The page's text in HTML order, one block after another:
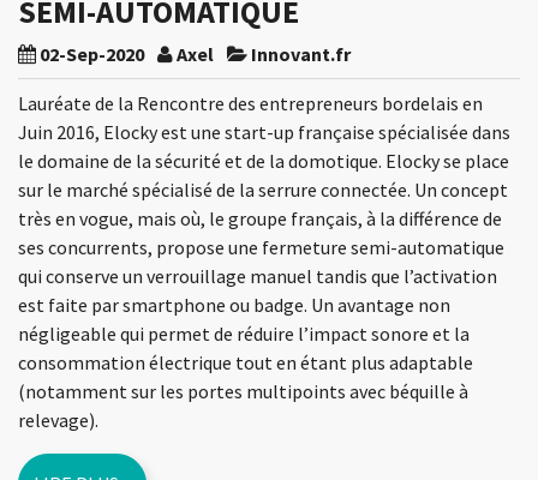
SEMI-AUTOMATIQUE
02-Sep-2020 Axel Innovant.fr
Lauréate de la Rencontre des entrepreneurs bordelais en
Juin 2016, Elocky est une start-up française spécialisée dans
le domaine de la sécurité et de la domotique. Elocky se place
sur le marché spécialisé de la serrure connectée. Un concept
très en vogue, mais où, le groupe français, à la différence de
ses concurrents, propose une fermeture semi-automatique
qui conserve un verrouillage manuel tandis que l’activation
est faite par smartphone ou badge. Un avantage non
négligeable qui permet de réduire l’impact sonore et la
consommation électrique tout en étant plus adaptable
(notamment sur les portes multipoints avec béquille à
relevage).